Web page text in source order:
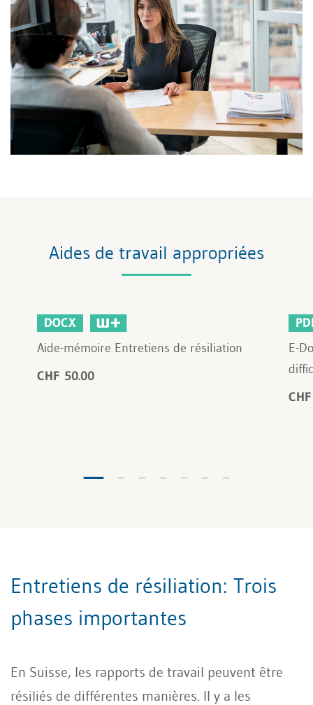
Aides de travail appropriées
DOCX
Aide-mémoire Entretiens de résiliation
CHF 50.00
E-
Entretiens de résiliation: Trois
phases importantes
En Suisse, les rapports de travail peuvent être
résiliés de différentes manières. Il y a les